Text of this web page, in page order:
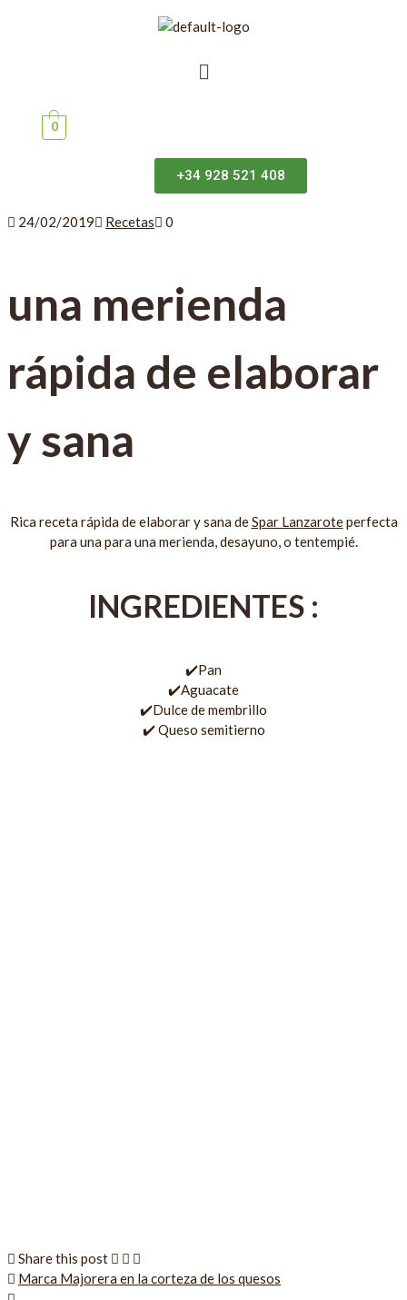
0
+34 928 521 408
24/02/2019 Recetas 0
una merienda
rápida de elaborar
y sana
Rica receta rápida de elaborar y sana deSpar Lanzaroteperfecta
para una para una merienda, desayuno, o tentempié.
INGREDIENTES :
✔️Pan
✔️Aguacate
✔️Dulce de membrillo
✔️ Queso semitierno
Share this post
Marca Majorera en la corteza de los quesos